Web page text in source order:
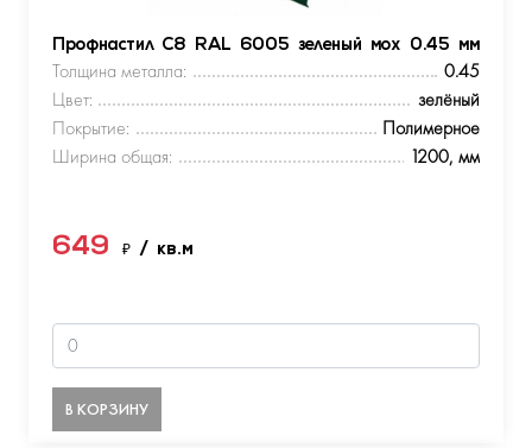
Профнастил С8 RAL 6005 зеленый мох 0.45 мм
Толщина металла:
0.45
Цвет:
зелёный
Покрытие:
Полимерное
Ширина общая:
1200, мм
649 ₽ / кв.м
В КОРЗИНУ